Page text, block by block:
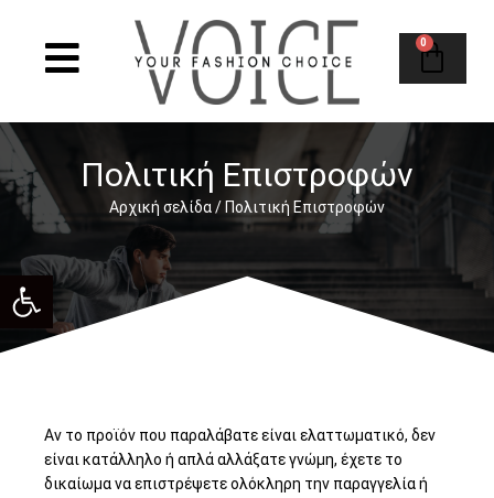
0
Πολιτική Επιστροφών
Αρχική σελίδα/ Πολιτική Επιστροφών
Αν το προϊόν που παραλάβατε είναι ελαττωματικό, δεν
είναι κατάλληλο ή απλά αλλάξατε γνώμη, έχετε το
δικαίωμα να επιστρέψετε ολόκληρη την παραγγελία ή
Ανοίξτε τη γραμμή εργαλείων